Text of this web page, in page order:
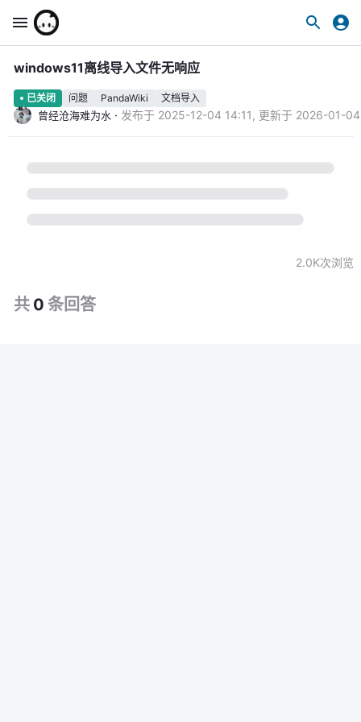
windows11离线导入文件无响应
已关闭 问题 PandaWiki 文档导入
曾经沧海难为水 · 发布于 2025-12-04 14:11 , 更新于 2026-01-
2.0K次浏览
共 0 条回答